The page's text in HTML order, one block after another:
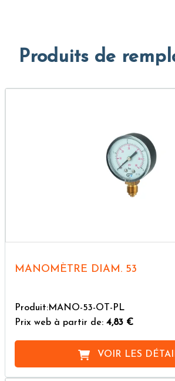
Produits de
MANOMÈTRE DIAM. 53
Produit:MANO-53-OT-PL
Prix web à partir de: 4,83 €
VOIR LES